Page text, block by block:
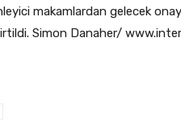
makamlardan gelecek
Simon Danaher/